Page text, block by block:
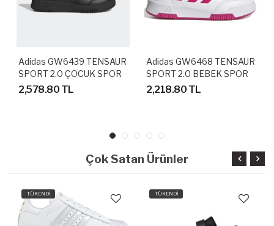
Adidas GW6439 TENSAUR
SPORT 2.0 ÇOCUK SPOR
AYAKKABI
2,578.80 TL
Adidas GW6468 TENSAUR
SPORT 2.0 BEBEK SPOR
AYAKKABI
2,218.80 TL
Çok Satan Ürünler
TÜKENDİ TÜKENDİ